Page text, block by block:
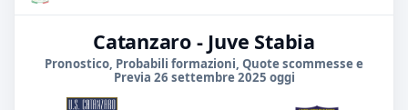
Catanzaro - Juve Stabia
Pronostico, Probabili formazioni, Quote scommesse e
Previa 26 settembre 2025 oggi